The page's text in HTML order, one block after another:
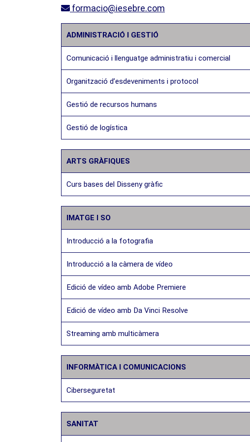
formacio@iesebre.com
ADMINISTRACIÓ I GESTIÓ
Comunicació i llenguatge administratiu i comercial
Organització d’esdeveniments i protocol
Gestió de recursos humans
Gestió de logística
ARTS GRÀFIQUES
Curs bases del Disseny gràfic
IMATGE I SO
Introducció a la fotografia
Introducció a la càmera de vídeo
Edició de vídeo amb Adobe Premiere
Edició de vídeo amb Da Vinci Resolve
Streaming amb multicàmera
INFORMÀTICA I COMUNICACIONS
Ciberseguretat
SANITAT